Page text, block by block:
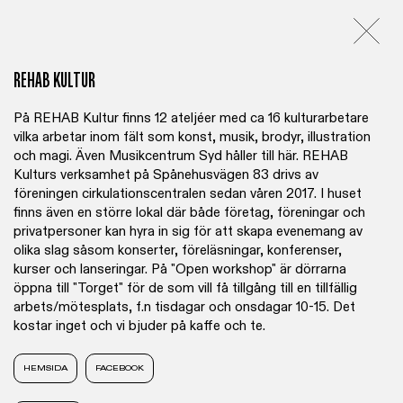
REHAB KULTUR
På REHAB Kultur finns 12 ateljéer med ca 16 kulturarbetare
vilka arbetar inom fält som konst, musik, brodyr, illustration
och magi. Även Musikcentrum Syd håller till här.​ REHAB
Kulturs verksamhet på Spånehusvägen 83 drivs av
föreningen cirkulationscentralen sedan våren 2017. I huset
finns även en större lokal där både företag, föreningar och
privatpersoner kan hyra in sig för att skapa evenemang av
olika slag såsom konserter, föreläsningar, konferenser,
kurser och lanseringar. På "Open workshop" är dörrarna
öppna till "Torget" för de som vill få tillgång till en tillfällig
arbets/mötesplats, f.n tisdagar och onsdagar 10-15. Det
kostar inget och vi bjuder på kaffe och te.
HEMSIDA FACEBOOK